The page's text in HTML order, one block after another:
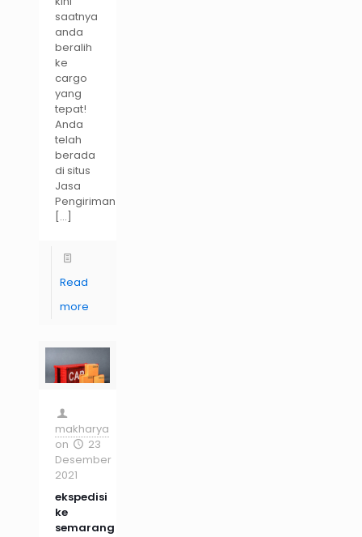
saatnya
anda
beralih
ke
cargo
yang
tepat!
Anda
telah
berada
di situs
Jasa
Pengiriman
[…]
Read
more
makharya
on
23
Desember
2021
ekspedisi
ke
semarang